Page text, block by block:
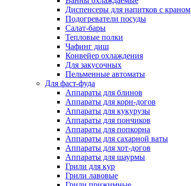
Диспенсеры для напитков с краном
Подогреватели посуды
Салат-бары
Тепловые полки
Чафинг диш
Конвейер охлаждения
Для закусочных
Пельменные автоматы
Для фаст-фуда
Аппараты для блинов
Аппараты для корн-догов
Аппараты для кукурузы
Аппараты для пончиков
Аппараты для попкорна
Аппараты для сахарной ваты
Аппараты для хот-догов
Аппараты для шаурмы
Грили для кур
Грили лавовые